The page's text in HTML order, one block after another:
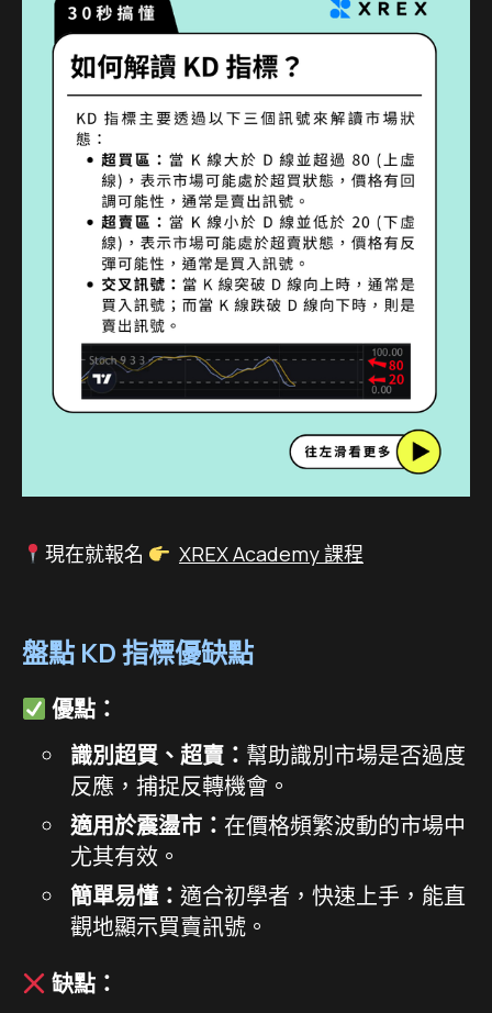
現在就報名 XREX Academy 課程
盤點 KD指標優缺點
優點：
識別超買、超賣： 幫助識別市場是否過度
反應，捕捉反轉機會。
適用於震盪市： 在價格頻繁波動的市場中
尤其有效。
簡單易懂： 適合初學者，快速上手，能直
觀地顯示買賣訊號。
缺點：